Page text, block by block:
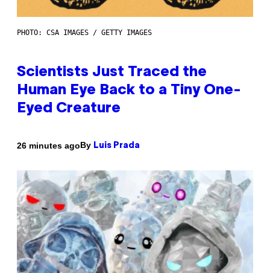
PHOTO: CSA IMAGES / GETTY IMAGES
Scientists Just Traced the
Human Eye Back to a Tiny One-
Eyed Creature
26 minutes agoBy Luis Prada